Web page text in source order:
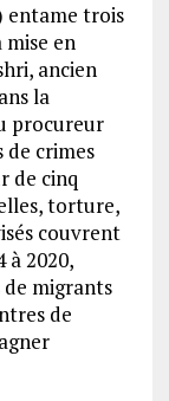
entame trois
mise en
ancien
la
procureur
crimes
de cinq
torture,
couvrent
à 2020,
migrants
de